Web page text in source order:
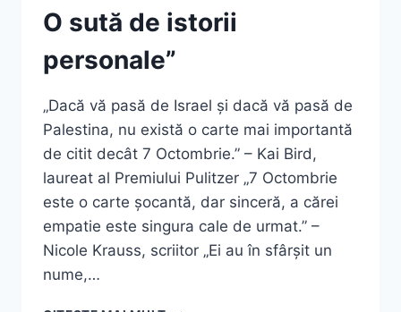
O sută de istorii
personale”
„Dacă vă pasă de Israel și dacă vă pasă de
Palestina, nu există o carte mai importantă
de citit decât 7 Octombrie.” – Kai Bird,
laureat al Premiului Pulitzer „7 Octombrie
este o carte șocantă, dar sinceră, a cărei
empatie este singura cale de urmat.” –
Nicole Krauss, scriitor „Ei au în sfârșit un
nume,…